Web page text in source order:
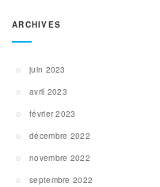
ARCHIVES
juin 2023
avril 2023
février 2023
décembre 2022
novembre 2022
septembre 2022